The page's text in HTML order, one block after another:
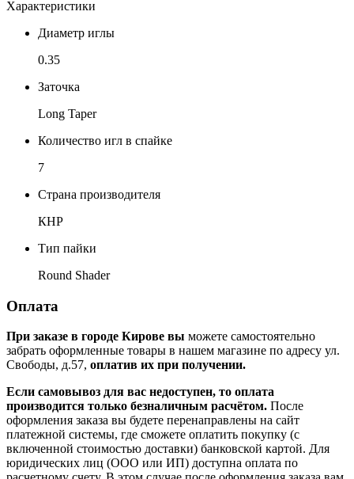
Характеристики
Диаметр иглы
0.35
Заточка
Long Taper
Количество игл в спайке
7
Страна производителя
КНР
Тип пайки
Round Shader
Оплата
При заказе в городе Кирове вы можете самостоятельно
забрать оформленные товары в нашем магазине по адресу ул.
Свободы, д.57, оплатив их при получении.
Если самовывоз для вас недоступен, то оплата
производится только безналичным расчётом. После
оформления заказа вы будете перенаправлены на сайт
платежной системы, где сможете оплатить покупку (с
включенной стоимостью доставки) банковской картой. Для
юридических лиц (ООО или ИП) доступна оплата по